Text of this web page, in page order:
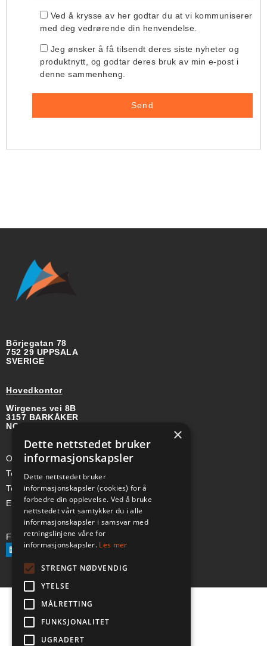
Ved å krysse av her godtar du at vi kommuniserer
med deg vedrørende din henvendelse.
Jeg ønsker å få tilsendt deres siste nyheter og
produktnytt, og godtar deres bruk av min e-post i
denne sammenheng.
Börjegatan 78
752 29 UPPSALA
SVERIGE
Hovedkontor
Wirgenes vei 8B
3157 BARKÅKER
NORGE
Org-nr: 985 958 203 MVA
Telefon (Nor): +47 334 50 910
Telefon (Swe): +46 70-748 08 19
E-post: sales@a-ss.net
Følg oss på:
×
Dette nettstedet bruker
informasjonskapsler
Dette nettstedet bruker
informasjonskapsler (cookies) for å
forbedre din opplevelse. Ved å bruke
nettstedet vårt samtykker du i alle
informasjonskapsler i samsvar med
retningslinjene våre for
informasjonskapsler. Les mer
STRENGT NØDVENDIG
YTELSE
MÅLRETTING
FUNKSJONALITET
UGRADERT